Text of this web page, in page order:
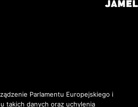
Parlamentu Europejskiego i
takich danych oraz uchylenia